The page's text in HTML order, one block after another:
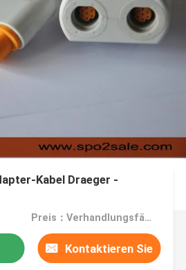
Kabel Draeger -
Preis：Verhandlungsfähig
Kontaktieren Sie